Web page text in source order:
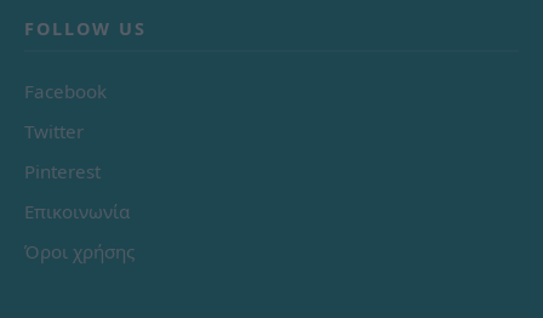
FOLLOW US
Facebook
Twitter
Pinterest
Επικοινωνία
Όροι χρήσης